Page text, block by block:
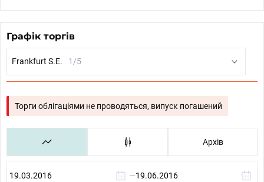
Графік торгів
Frankfurt S.E. 1/5
Торги облігаціями не проводяться, випуск погашений
Архів
—